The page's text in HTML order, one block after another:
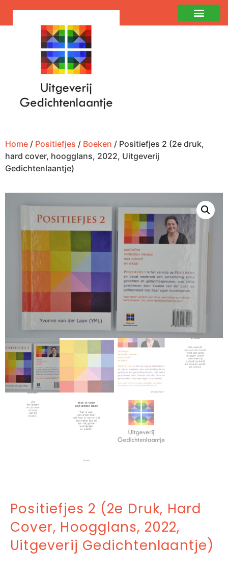
Home / Positiefjes / Boeken / Positiefjes 2 (2e druk,
hard cover, hoogglans, 2022, Uitgeverij
Gedichtenlaantje)
Positiefjes 2 (2e Druk, Hard
Cover, Hoogglans, 2022,
Uitgeverij Gedichtenlaantje)